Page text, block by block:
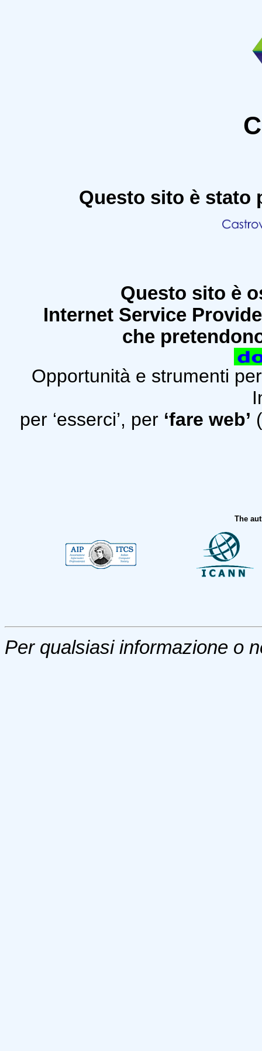
Questo sito è stato
Questo sito è
Internet Service
che
Opportunità e strumenti
per ‘esserci’, per ‘fare web’
The
Per qualsiasi informazione o